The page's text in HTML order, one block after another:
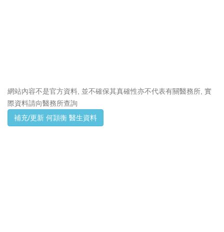
網站內容不是官方資料, 並不確保其真確性亦不代表有關醫務所, 實
際資料請向醫務所查詢
補充/更新 何頴衡 醫生資料